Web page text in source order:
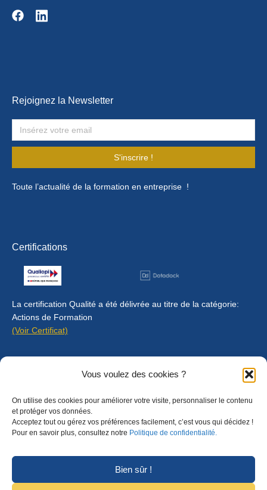
Vous voulez des cookies ?
On utilise des cookies pour améliorer votre visite, personnaliser le contenu
et protéger vos données.
Acceptez tout ou gérez vos préférences facilement, c’est vous qui décidez !
Pour en savoir plus, consultez notre Politique de confidentialité.
Bien sûr !
Rejoignez la Newsletter
S'inscrire !
Toute l’actualité de la formation en entreprise !
Certifications
La certification Qualité a été délivrée au titre de la catégorie:
Actions de Formation
(Voir Certificat)
Règlement intérieur
CGU
CGV